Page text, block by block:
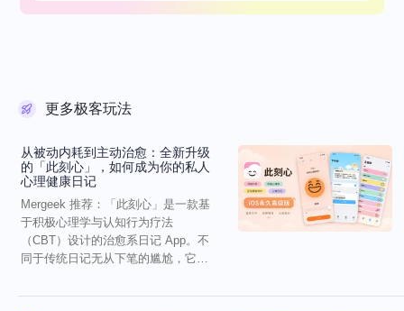
更多极客玩法
从被动内耗到主动治愈：全新升级
的「此刻心」，如何成为你的私人
心理健康日记
Mergeek 推荐：「此刻心」是一款基
于积极心理学与认知行为疗法
（CBT）设计的治愈系日记 App。不
同于传统日记无从下笔的尴尬，它通